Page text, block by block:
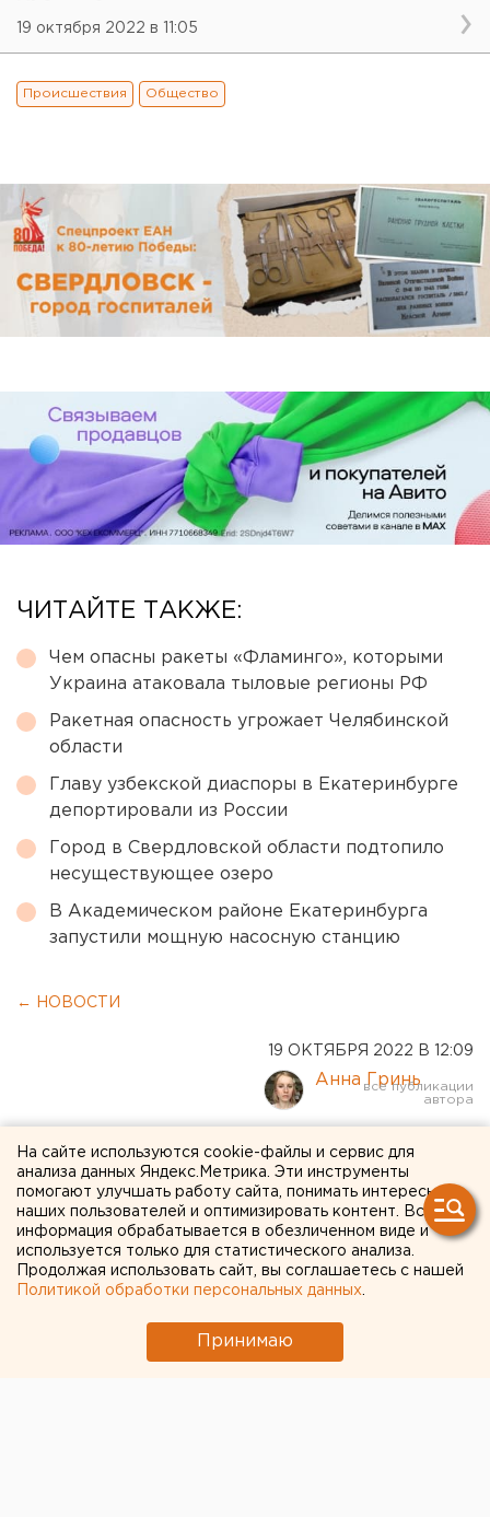
19 октября 2022 в 11:05
Происшествия Общество
ЧИТАЙТЕ ТАКЖЕ:
Чем опасны ракеты «Фламинго», которыми
Украина атаковала тыловые регионы РФ
Ракетная опасность угрожает Челябинской
области
Главу узбекской диаспоры в Екатеринбурге
депортировали из России
Город в Свердловской области подтопило
несуществующее озеро
В Академическом районе Екатеринбурга
запустили мощную насосную станцию
← НОВОСТИ
19 ОКТЯБРЯ 2022 В 12:09
Анна Гринь
Исторический особняк
хотят снести в центре
Екатеринбурга ради
застройки
На сайте используются cookie-файлы и сервис для
анализа данных Яндекс.Метрика. Эти инструменты
помогают улучшать работу сайта, понимать интересы
наших пользователей и оптимизировать контент. Вся
информация обрабатывается в обезличенном виде и
используется только для статистического анализа.
Продолжая использовать сайт, вы соглашаетесь с нашей
Политикой обработки персональных данных
Принимаю